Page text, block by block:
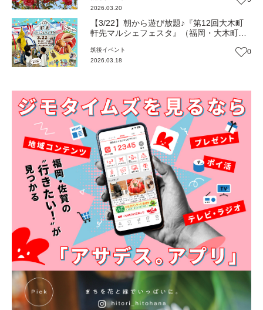
2026.03.20
【3/22】朝から遊び放題♪『第12回大木町
軒先マルシェフェスタ』（福岡・大木町）
筑後イベント
2026.03.18
0